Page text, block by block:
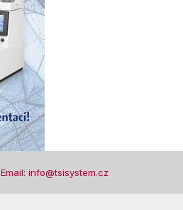
Email: info@tsisystem.cz